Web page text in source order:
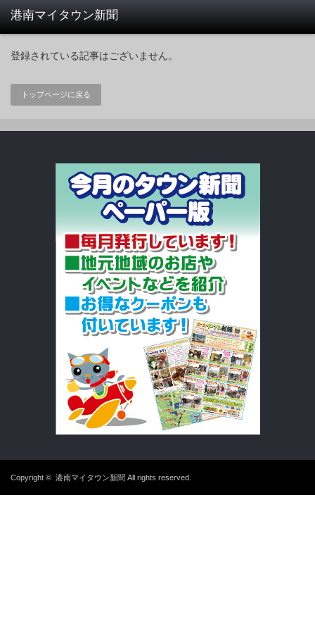
登録されている記事はございません。
トップページに戻る
Copyright © 港南マイタウン新聞 All rights reserved.